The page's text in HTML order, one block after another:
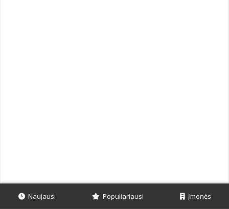
Naujausi Populiariausi Įmonės